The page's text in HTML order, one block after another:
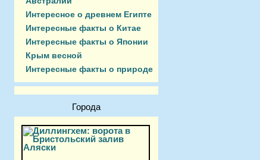
Интересное о древнем Египте
Интересные факты о Китае
Интересные факты о Японии
Крым весной
Интересные факты о природе
Города